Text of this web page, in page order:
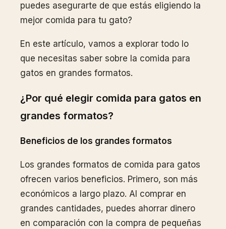
puedes asegurarte de que estás eligiendo la
mejor comida para tu gato?
En este artículo, vamos a explorar todo lo
que necesitas saber sobre la comida para
gatos en grandes formatos.
¿Por qué elegir comida para gatos en
grandes formatos?
Beneficios de los grandes formatos
Los grandes formatos de comida para gatos
ofrecen varios beneficios. Primero, son más
económicos a largo plazo. Al comprar en
grandes cantidades, puedes ahorrar dinero
en comparación con la compra de pequeñas